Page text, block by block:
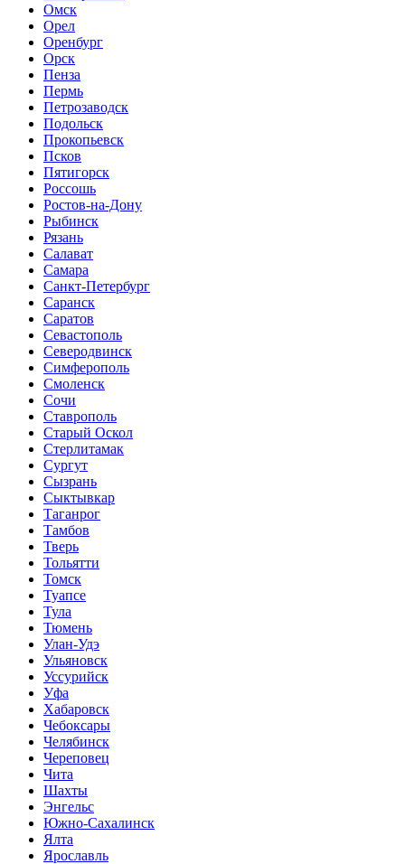
Омск
Орел
Оренбург
Орск
Пенза
Пермь
Петрозаводск
Подольск
Прокопьевск
Псков
Пятигорск
Россошь
Ростов-на-Дону
Рыбинск
Рязань
Салават
Самара
Санкт-Петербург
Саранск
Саратов
Севастополь
Северодвинск
Симферополь
Смоленск
Сочи
Ставрополь
Старый Оскол
Стерлитамак
Сургут
Сызрань
Сыктывкар
Таганрог
Тамбов
Тверь
Тольятти
Томск
Туапсе
Тула
Тюмень
Улан-Удэ
Ульяновск
Уссурийск
Уфа
Хабаровск
Чебоксары
Челябинск
Череповец
Чита
Шахты
Энгельс
Южно-Сахалинск
Ялта
Ярославль